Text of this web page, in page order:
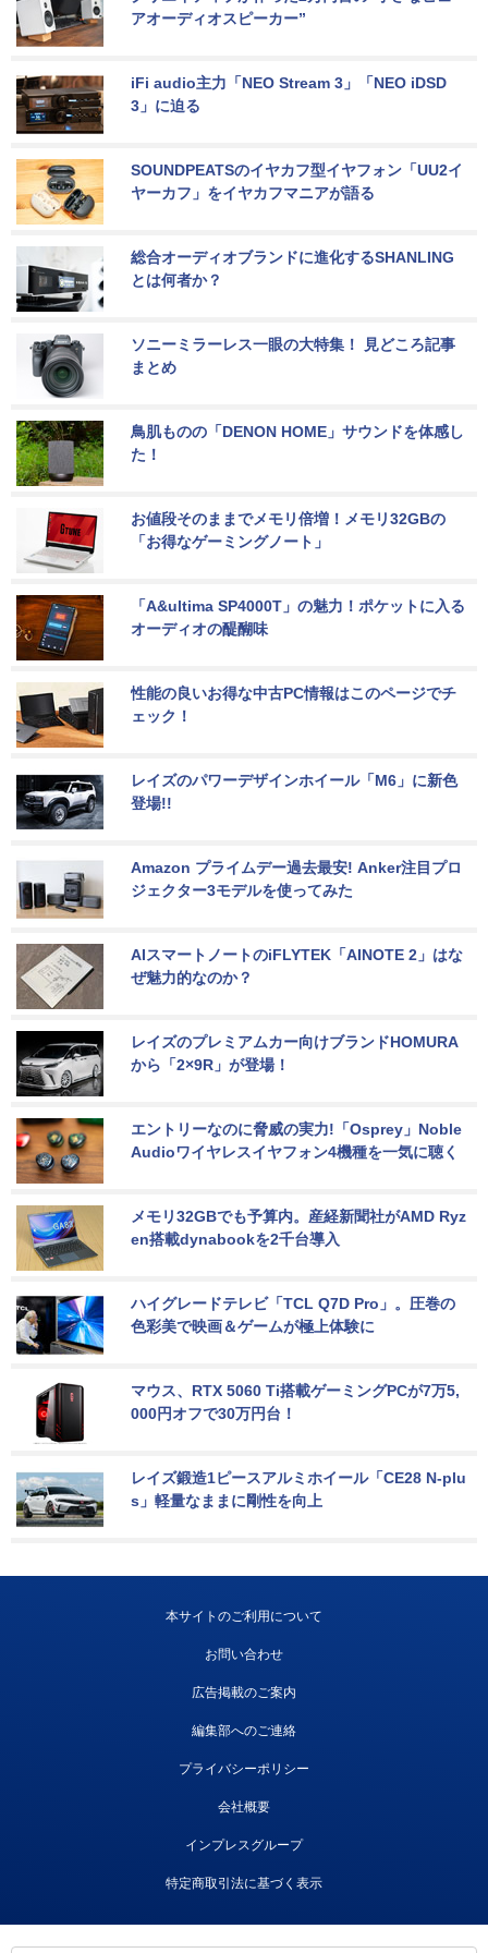
アオーディオスピーカー”
iFi audio主力「NEO Stream 3」「NEO iDSD
3」に迫る
SOUNDPEATSのイヤカフ型イヤフォン「UU2イ
ヤーカフ」をイヤカフマニアが語る
総合オーディオブランドに進化するSHANLING
とは何者か？
ソニーミラーレス一眼の大特集！ 見どころ記事
まとめ
鳥肌ものの「DENON HOME」サウンドを体感し
た！
お値段そのままでメモリ倍増！メモリ32GBの
「お得なゲーミングノート」
「A&ultima SP4000T」の魅力！ポケットに入る
オーディオの醍醐味
性能の良いお得な中古PC情報はこのページでチ
ェック！
レイズのパワーデザインホイール「M6」に新色
登場!!
Amazon プライムデー過去最安! Anker注目プロ
ジェクター3モデルを使ってみた
AIスマートノートのiFLYTEK「AINOTE 2」はな
ぜ魅力的なのか？
レイズのプレミアムカー向けブランドHOMURA
から「2×9R」が登場！
エントリーなのに脅威の実力!「Osprey」Noble
Audioワイヤレスイヤフォン4機種を一気に聴く
メモリ32GBでも予算内。産経新聞社がAMD Ryz
en搭載dynabookを2千台導入
ハイグレードテレビ「TCL Q7D Pro」。圧巻の
色彩美で映画＆ゲームが極上体験に
マウス、RTX 5060 Ti搭載ゲーミングPCが7万5,
000円オフで30万円台！
レイズ鍛造1ピースアルミホイール「CE28 N-plu
s」軽量なままに剛性を向上
本サイトのご利用について
お問い合わせ
広告掲載のご案内
編集部へのご連絡
プライバシーポリシー
会社概要
インプレスグループ
特定商取引法に基づく表示